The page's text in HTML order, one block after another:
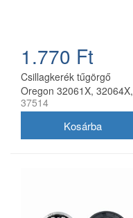
1.770 Ft
Csillagkerék tűgörgő
Oregon 32061X, 32064X,
509604X,
37514